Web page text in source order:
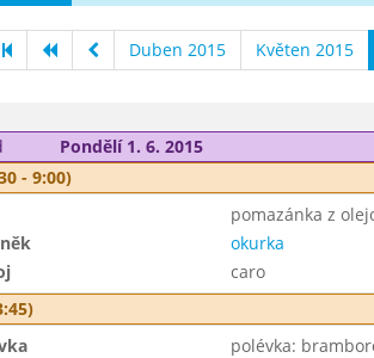
Duben 2015 Květen 2015
Pondělí 1. 6. 2015
- 9:00)
pomazánka z
okurka
caro
polévka: